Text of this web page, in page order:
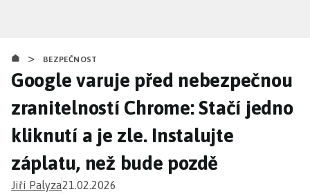
obsahu
> BEZPEČNOST
Google varuje před nebezpečnou
zranitelností Chrome: Stačí jedno
kliknutí a je zle. Instalujte
záplatu, než bude pozdě
Jiří Palyza21.02.2026